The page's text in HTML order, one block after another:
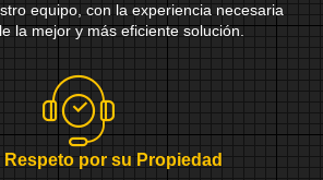
equipo, con la experiencia necesaria
la mejor y más eficiente solución.
Respeto por su Propiedad